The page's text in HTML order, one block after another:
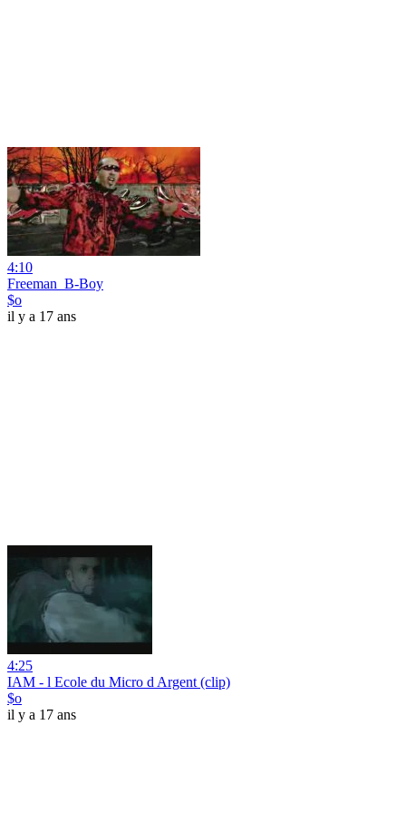
4:10
Freeman_B-Boy
$o
il y a 17 ans
4:25
IAM - l Ecole du Micro d Argent (clip)
$o
il y a 17 ans